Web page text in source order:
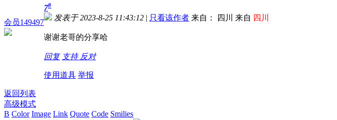
会员149497
7#
发表于 2023-8-25 11:43:12 | 只看该作者 来自： 四川 来自 四川
谢谢老哥的分享哈
回复 支持 反对
使用道具 举报
返回列表
高级模式
B Color Image Link Quote Code Smilies